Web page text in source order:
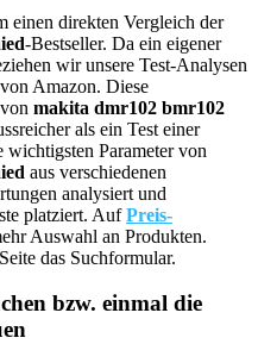
einen direkten Vergleich der
-Bestseller. Da ein eigener
wir unsere Test-Analysen
Amazon. Diese
makita dmr102 bmr102
als ein Test einer
wichtigsten Parameter von
aus verschiedenen
analysiert und
platziert. AufPreis-
Auswahl an Produkten.
das Suchformular.
bzw. einmal die